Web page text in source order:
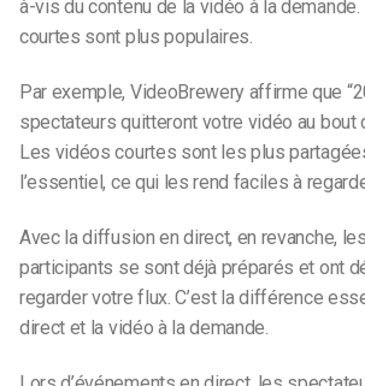
à-vis du contenu de la vidéo à la
courtes sont plus populaires.
Par exemple, VideoBrewery affirme que
spectateurs quitteront votre vidéo au bout
Les vidéos courtes sont les plus
l’essentiel, ce qui les rend faciles à
Avec la diffusion en direct, en revanche,
participants se sont déjà préparés et ont
regarder votre flux. C’est la différence
direct et la vidéo à la demande.